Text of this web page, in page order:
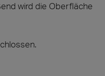
wird die Oberfläche